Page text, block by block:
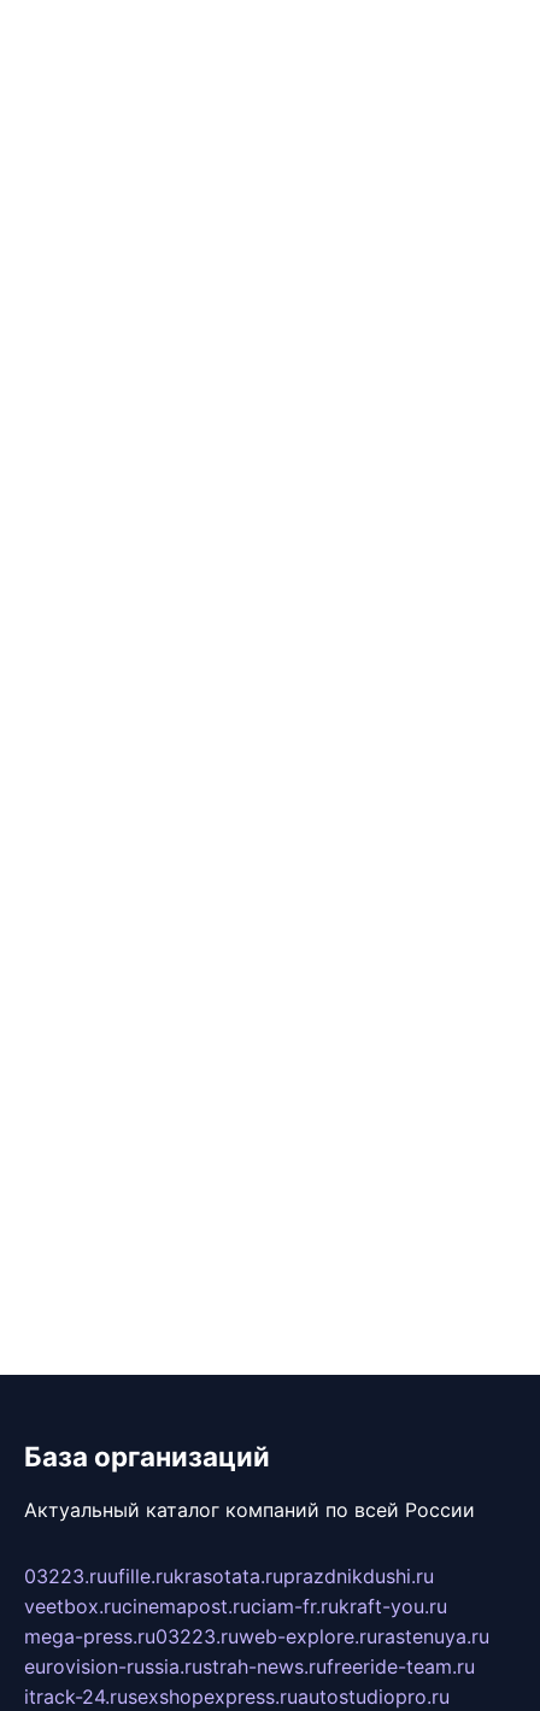
База организаций
Актуальный каталог компаний по всей России
03223.ruufille.rukrasotata.ruprazdnikdushi.ru
veetbox.rucinemapost.ruciam-fr.rukraft-you.ru
mega-press.ru03223.ruweb-explore.rurastenuya.ru
eurovision-russia.rustrah-news.rufreeride-team.ru
itrack-24.rusexshopexpress.ruautostudiopro.ru